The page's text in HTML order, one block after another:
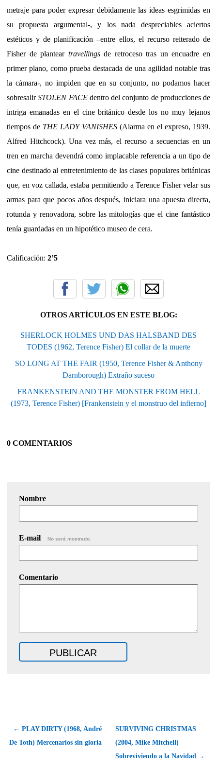
metraje para poder expresar debidamente las ideas esgrimidas en
su propuesta argumental-, y los nada despreciables aciertos
estéticos y de planificación –entre ellos, el recurso reiterado de
Fisher de plantear travellingsde retroceso tras un encuadre en
primer plano, como prueba destacada de una agilidad notable tras
la cámara-, no impiden que en su conjunto, no podamos hacer
sobresalirSTOLEN FACEdentro del conjunto de producciones de
intriga emanadas en el cine británico desde los no muy lejanos
tiempos de THE LADY VANISHES (Alarma en el expreso, 1939.
Alfred Hitchcock). Una vez más, el recurso a secuencias en un
tren en marcha devendrá como implacable referencia a un tipo de
cine destinado al entretenimiento de las clases populares británicas
que, en voz callada, estaba permitiendo a Terence Fisher velar sus
armas para que pocos años después, iniciara una apuesta directa,
rotunda y renovadora, sobre las mitologías que el cine fantástico
tenía guardadas en un hipotético museo de cera.
Calificación: 2’5
OTROS ARTÍCULOS EN ESTE BLOG:
SHERLOCK HOLMES UND DAS HALSBAND DES
TODES (1962, Terence Fisher) El collar de la muerte
SO LONG AT THE FAIR (1950, Terence Fisher & Anthony
Darnborough) Extraño suceso
FRANKENSTEIN AND THE MONSTER FROM HELL
(1973, Terence Fisher) [Frankenstein y el monstruo del infierno]
0 COMENTARIOS
Nombre
E-mail No será mostrado.
Comentario
← PLAY DIRTY (1968, André
De Toth) Mercenarios sin gloria
SURVIVING CHRISTMAS
(2004, Mike Mitchell)
Sobreviviendo a la Navidad →